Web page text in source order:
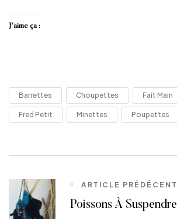
J’aime ça :
Barrettes Choupettes Fait Main
Fred Petit Minettes Poupettes
ARTICLE PRÉDÉCENT
Poissons À Suspendre